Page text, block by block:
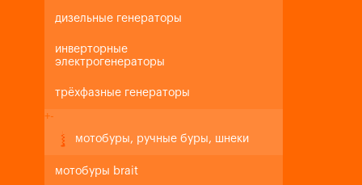
дизельные генераторы
инверторные
электрогенераторы
трёхфазные генераторы
+-
мотобуры, ручные буры, шнеки
мотобуры brait